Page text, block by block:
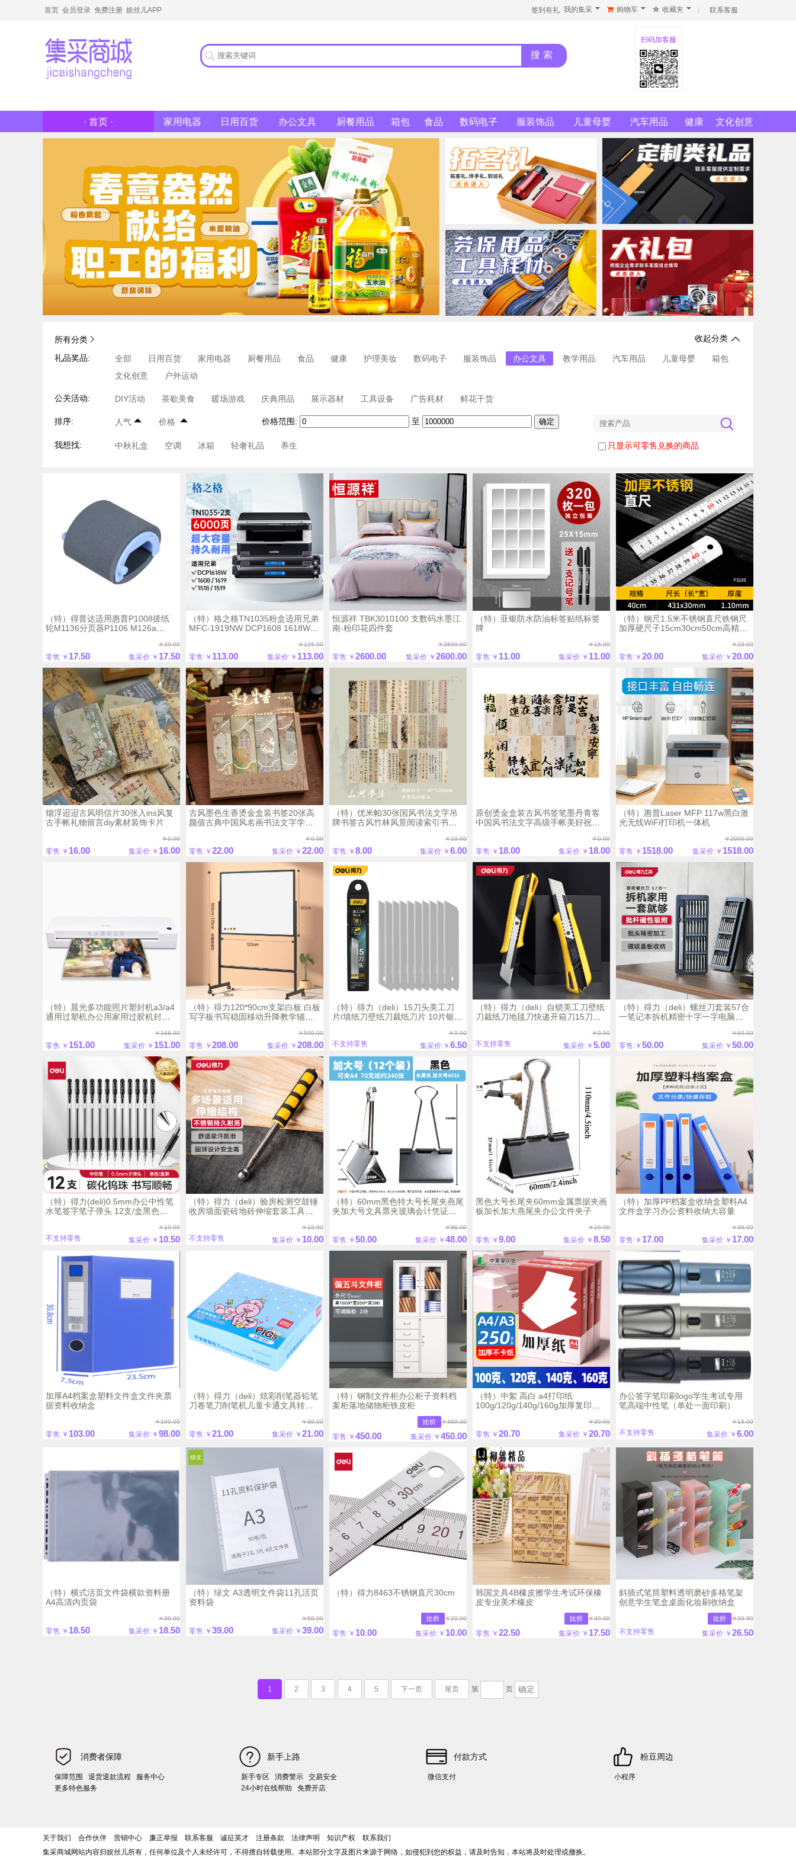
首页 会员登录 免费注册 娱丝儿APP 签到有礼 我的集采 购物车 收藏夹 | 联系客服
扫码加客服
· 首页 · 家用电器 日用百货 办公文具 厨餐用品 箱包 食品 数码电子 服装饰品 儿童母婴 汽车用品 健康 文化创意
所有分类 收起分类
礼品奖品: 全部 日用百货 家用电器 厨餐用品 食品 健康 护理美妆 数码电子 服装饰品 办公文具 教学用品 汽车用品 儿童母婴
箱包
文化创意
户外运动
公关活动: DIY活动 茶歇美食 暖场游戏 庆典用品 展示器材 工具设备 广告耗材 鲜花干货
排序: 人气 价格 价格范围: 至
我想找: 中秋礼盒 空调 冰箱 轻奢礼品 养生 只显示可零售兑换的商品
（特）得普达适用惠普P1008搓纸
轮M1136分页器P1106 M126a
￥20.00
零售:￥ 17.50 集采价:￥ 17.50
（特）格之格TN1035粉盒适用兄弟
MFC-1919NW DCP1608 1618W墨
￥125.00
零售:￥ 113.00 集采价:￥ 113.00
恒源祥 TBK3010100 支数码水墨江
南-粉印花四件套
￥2699.00
零售:￥ 2600.00 集采价:￥ 2600.00
（特）亚银防水防油标签贴纸标签
牌
￥15.00
零售:￥ 11.00 集采价:￥ 11.00
（特）钢尺1.5米不锈钢直尺铁钢尺
加厚硬尺子15cm30cm50cm高精度
￥23.00
零售:￥ 20.00 集采价:￥ 20.00
烟浮迢迢古风明信片30张入ins风复
古手帐礼物留言diy素材装饰卡片
￥0.00
零售:￥ 16.00 集采价:￥ 16.00
古风墨色生香烫金盒装书签20张高
颜值古典中国风名画书法文字学生
￥0.00
零售:￥ 22.00 集采价:￥ 22.00
（特）优米帕30张国风书法文字吊
牌书签古风竹林风景阅读索引书夹
￥10.00
零售:￥ 8.00 集采价:￥ 6.00
原创烫金盒装古风书签笔墨丹青客
中国风书法文字高级手帐美好祝福
￥0.00
零售:￥ 18.00 集采价:￥ 18.00
（特）惠普Laser MFP 117w黑白激
光无线WiFi打印机一体机
￥2000.00
零售:￥ 1518.00 集采价:￥ 1518.00
（特）晨光多功能照片塑封机a3/a4
通用过塑机办公用家用过胶机封膜
￥168.00
零售:￥ 151.00 集采价:￥ 151.00
（特）得力120*90cm支架白板 白板
写字板书写稳固移动升降教学辅导
￥599.00
零售:￥ 208.00 集采价:￥ 208.00
（特）得力（deli）15刀头美工刀
片/墙纸刀壁纸刀裁纸刀片 10片银刃
￥9.90
不支持零售 集采价:￥ 6.50
（特）得力（deli）自锁美工刀壁纸
刀裁纸刀地毯刀快递开箱刀15刀头
￥9.90
不支持零售 集采价:￥ 5.00
（特）得力（deli）螺丝刀套装57合
一笔记本拆机精密十字一字电脑六
￥69.90
零售:￥ 50.00 集采价:￥ 50.00
（特）得力(deli)0.5mm办公中性笔
水笔签字笔子弹头 12支/盒黑色
￥19.90
不支持零售 集采价:￥ 10.50
（特）得力（deli）验房检测空鼓锤
收房墙面瓷砖地砖伸缩套装工具
￥19.90
不支持零售 集采价:￥ 10.00
（特）60mm黑色特大号长尾夹燕尾
夹加大号文具票夹玻璃会计凭证装
￥86.00
零售:￥ 50.00 集采价:￥ 48.00
黑色大号长尾夹60mm金属票据夹画
板加长加大燕尾夹办公文件夹子
￥19.90
零售:￥ 9.00 集采价:￥ 8.50
（特）加厚PP档案盒收纳盒塑料A4
文件盒学习办公资料收纳大容量
￥36.00
零售:￥ 17.00 集采价:￥ 17.00
加厚A4档案盒塑料文件盒文件夹票
据资料收纳盒
￥199.00
零售:￥ 103.00 集采价:￥ 98.00
（特）得力（deli）炫彩削笔器铅笔
刀卷笔刀削笔机儿童卡通文具转笔
￥30.00
零售:￥ 21.00 集采价:￥ 21.00
（特）钢制文件柜办公柜子资料档
案柜落地储物柜铁皮柜
￥489.00
零售:￥ 450.00 集采价:￥ 450.00
（特）中絮 高白 a4打印纸
100g/120g/140g/160g加厚复印纸
￥39.90
零售:￥ 20.70 集采价:￥ 20.70
办公签字笔印刷logo学生考试专用
笔高端中性笔（单处一面印刷）
￥15.00
不支持零售 集采价:￥ 6.00
（特）横式活页文件袋横款资料册
A4高清内页袋
￥30.00
零售:￥ 18.50 集采价:￥ 18.50
（特）绿文 A3透明文件袋11孔活页
资料袋
￥50.00
零售:￥ 39.00 集采价:￥ 39.00
（特）得力8463不锈钢直尺30cm
￥20.00
零售:￥ 10.00 集采价:￥ 10.00
韩国文具4B橡皮擦学生考试环保橡
皮专业美术橡皮
￥39.90
零售:￥ 22.50 集采价:￥ 17.50
斜插式笔筒塑料透明磨砂多格笔架
创意学生笔盒桌面化妆刷收纳盒
￥39.90
不支持零售 集采价:￥ 26.50
1 2 3 4 5 下一页 尾页 第 页
消费者保障
保障范围 退货退款流程
服务中心
更多特色服务
新手上路
新手专区 消费警示
交易安全
24小时在线帮助
免费开店
付款方式
微信支付
粉豆周边
小程序
关于我们 合作伙伴 营销中心 廉正举报 联系客服 诚征英才 注册条款 法律声明 知识产权
联系我们
集采商城网站内容归娱丝儿所有，任何单位及个人未经许可，不得擅自转载使用。本站部分文字及图片来源于网络，如侵犯到您的权益，请及时告知，本站将及时处理或撤换。